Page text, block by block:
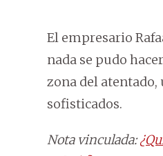
El empresario
nada se pudo
zona del
sofisticados.
Nota vinculada: